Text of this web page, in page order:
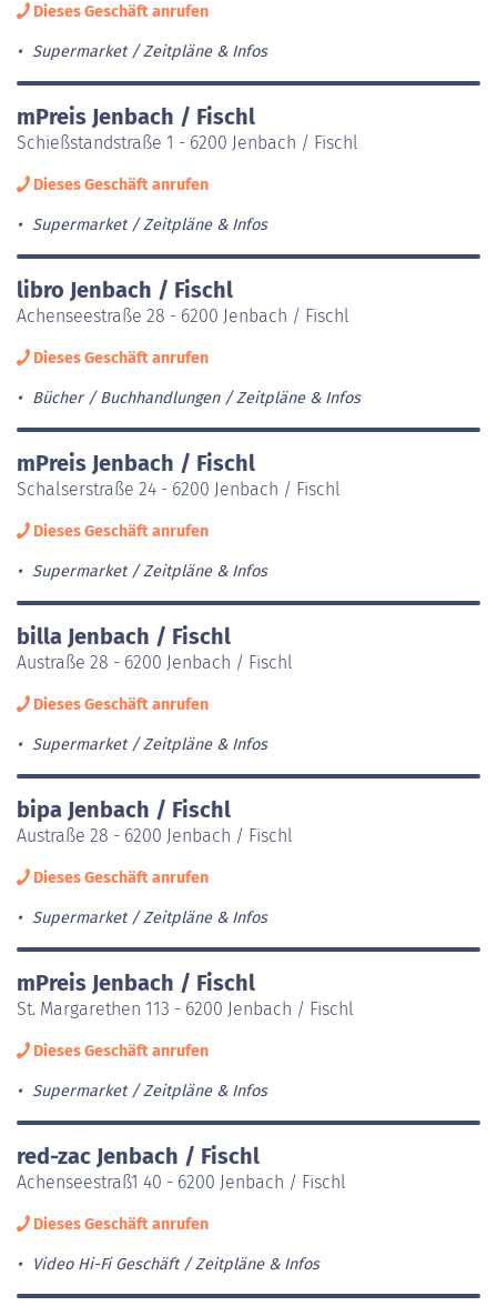
Dieses Geschäft anrufen
Supermarket Zeitpläne & Infos
mPreis Jenbach / Fischl
Schießstandstraße 1 - 6200 Jenbach / Fischl
Dieses Geschäft anrufen
Supermarket Zeitpläne & Infos
libro Jenbach / Fischl
Achenseestraße 28 - 6200 Jenbach / Fischl
Dieses Geschäft anrufen
Bücher / Buchhandlungen Zeitpläne & Infos
mPreis Jenbach / Fischl
Schalserstraße 24 - 6200 Jenbach / Fischl
Dieses Geschäft anrufen
Supermarket Zeitpläne & Infos
billa Jenbach / Fischl
Austraße 28 - 6200 Jenbach / Fischl
Dieses Geschäft anrufen
Supermarket Zeitpläne & Infos
bipa Jenbach / Fischl
Austraße 28 - 6200 Jenbach / Fischl
Dieses Geschäft anrufen
Supermarket Zeitpläne & Infos
mPreis Jenbach / Fischl
St. Margarethen 113 - 6200 Jenbach / Fischl
Dieses Geschäft anrufen
Supermarket Zeitpläne & Infos
red-zac Jenbach / Fischl
Achenseestraß1 40 - 6200 Jenbach / Fischl
Dieses Geschäft anrufen
Video Hi-Fi Geschäft Zeitpläne & Infos